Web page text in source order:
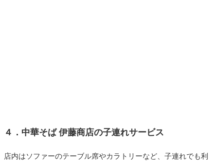
４．中華そば 伊藤商店の子連れサービス
店内はソファーのテーブル席やカラトリーなど、子連れでも利